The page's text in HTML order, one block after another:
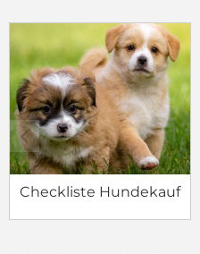
Checkliste Hundekauf
c